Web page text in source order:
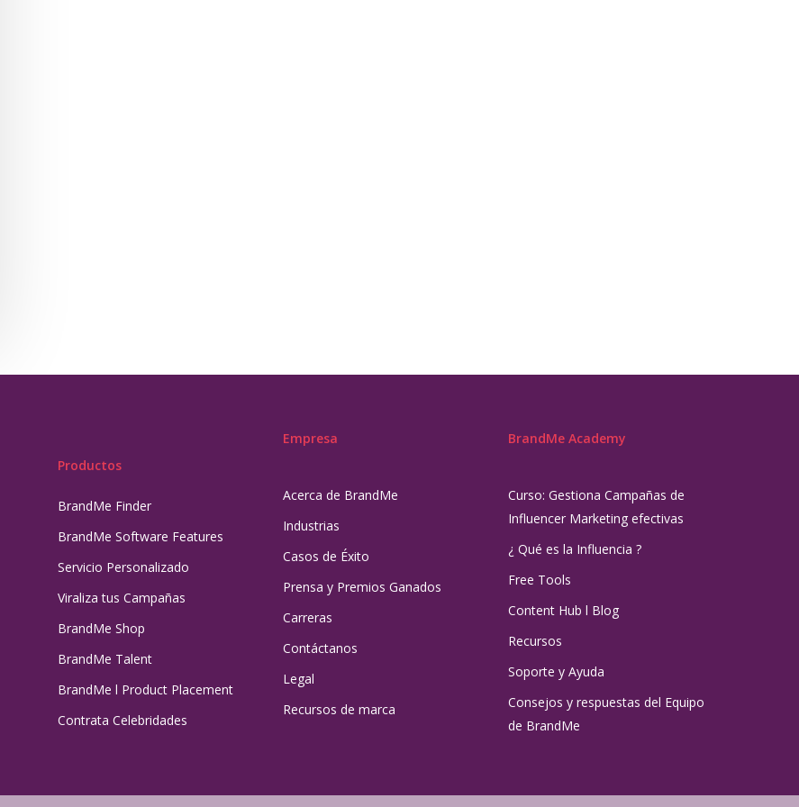
Productos
BrandMe Finder
BrandMe Software Features
Servicio Personalizado
Viraliza tus Campañas
BrandMe Shop
BrandMe Talent
BrandMe l Product Placement
Contrata Celebridades
Empresa
Acerca de BrandMe
Industrias
Casos de Éxito
Prensa y Premios Ganados
Carreras
Contáctanos
Legal
Recursos de marca
BrandMe Academy
Curso: Gestiona Campañas de
Influencer Marketing efectivas
¿ Qué es la Influencia ?
Free Tools
Content Hub l Blog
Recursos
Soporte y Ayuda
Consejos y respuestas del Equipo
de BrandMe